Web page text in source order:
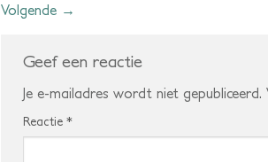
Volgende →
Geef een reactie
Je e-mailadres wordt niet gepubliceerd.
Reactie *